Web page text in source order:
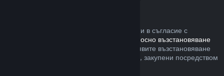
В рамките на приемлив времеви период и в съгласие с
политиката относно възстановяване
, Вие можете да заявите възстановяване
на сумата за Steam хардуер и аксесоари, закупени посредством